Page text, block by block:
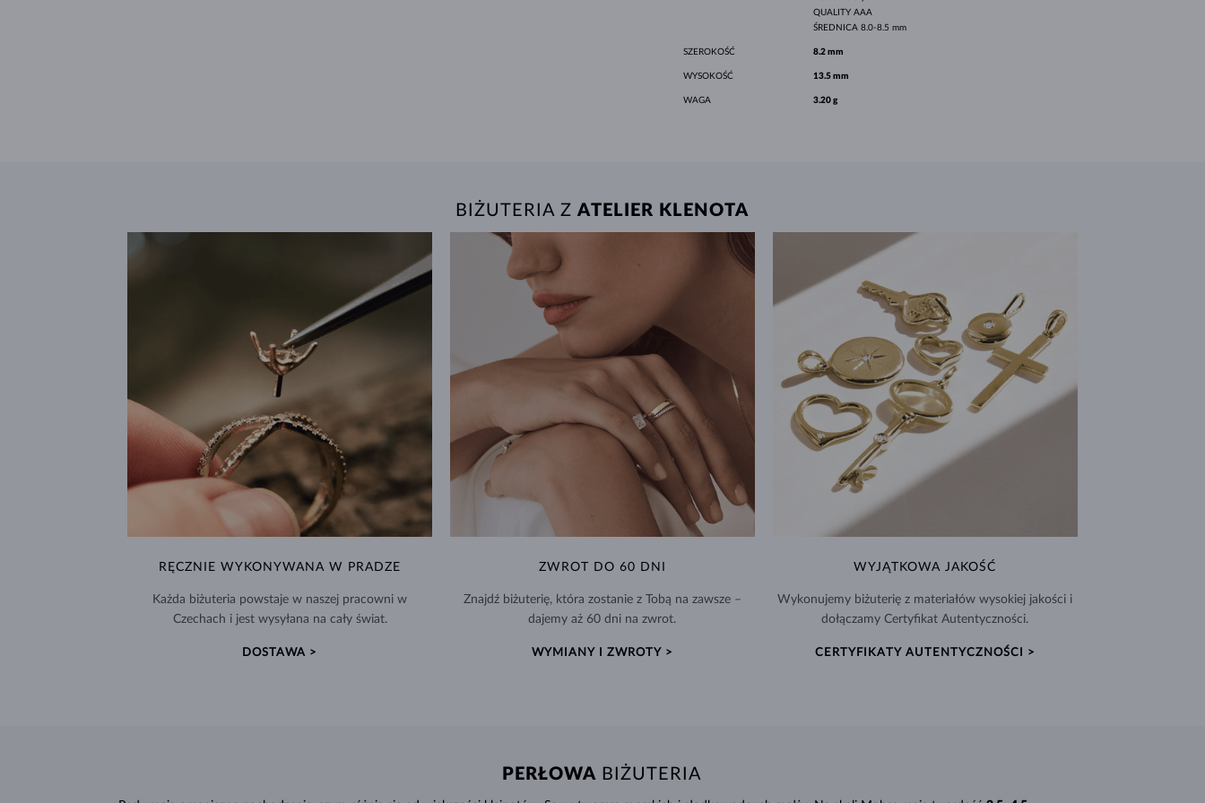
QUALITY AAA
ŚREDNICA 8.0-8.5 mm
SZEROKOŚĆ 8.2 mm
WYSOKOŚĆ 13.5 mm
WAGA 3.20 g
BIŻUTERIA ZATELIER KLENOTA
RĘCZNIE WYKONYWANA W PRADZE
Każda biżuteria powstaje w naszej pracowni w
Czechach i jest wysyłana na cały świat.
DOSTAWA >
ZWROT DO 60 DNI
Znajdź biżuterię, która zostanie z Tobą na zawsze –
dajemy aż 60 dni na zwrot.
WYMIANY I ZWROTY >
WYJĄTKOWA JAKOŚĆ
Wykonujemy biżuterię z materiałów wysokiej jakości i
dołączamy Certyfikat Autentyczności.
CERTYFIKATY AUTENTYCZNOŚCI >
PERŁOWA BIŻUTERIA